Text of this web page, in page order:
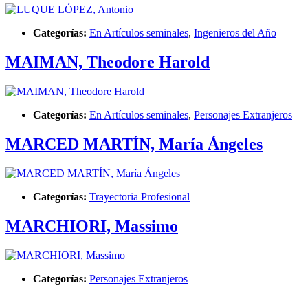
Categorías: En Artículos seminales, Ingenieros del Año
MAIMAN, Theodore Harold
Categorías: En Artículos seminales, Personajes Extranjeros
MARCED MARTÍN, María Ángeles
Categorías: Trayectoria Profesional
MARCHIORI, Massimo
Categorías: Personajes Extranjeros